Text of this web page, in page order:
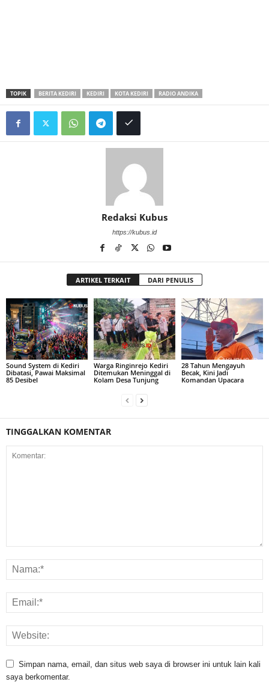
TOPIK BERITA KEDIRI KEDIRI KOTA KEDIRI RADIO ANDIKA
Redaksi Kubus
https://kubus.id
ARTIKEL TERKAIT DARI PENULIS
Sound System di Kediri
Dibatasi, Pawai Maksimal
85 Desibel
Warga Ringinrejo Kediri
Ditemukan Meninggal di
Kolam Desa Tunjung
28 Tahun Mengayuh
Becak, Kini Jadi
Komandan Upacara
TINGGALKAN KOMENTAR
Simpan nama, email, dan situs web saya di browser ini untuk lain kali
saya berkomentar.